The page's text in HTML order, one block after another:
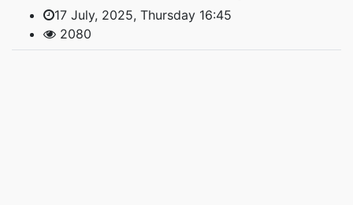
17 July, 2025, Thursday 16:45
2080